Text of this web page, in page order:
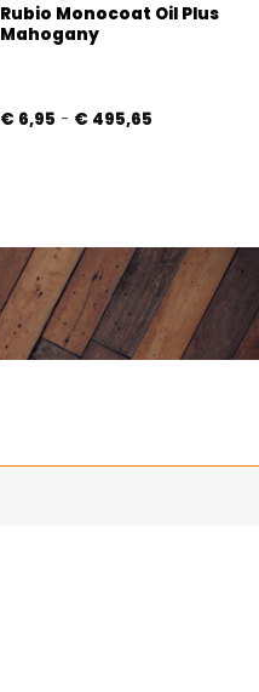
Rubio Monocoat Oil Plus
Mahogany
€ 6,95 - € 495,65Prijsklasse: